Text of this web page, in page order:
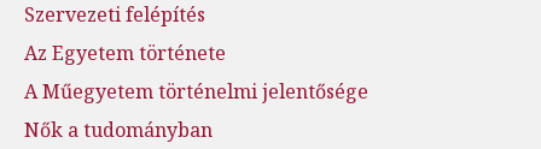
Szervezeti felépítés
Az Egyetem története
A Műegyetem történelmi jelentősége
Nők a tudományban